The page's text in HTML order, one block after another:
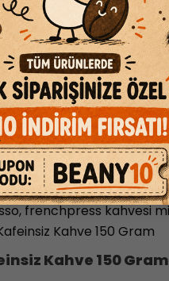
Türk
ürünlerimiz ilginizi
çekirdek kahve,
frenchpress kahvesi
Kahve 150 Gram